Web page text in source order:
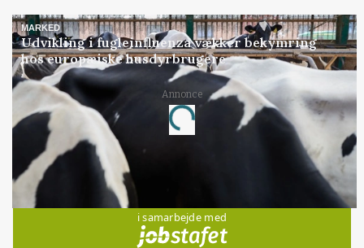
MARKED
Udvikling i fugleinfluenza vækker bekymring
hos europæiske husdyrbrugere
Annonce
Loading...
i samarbejde med